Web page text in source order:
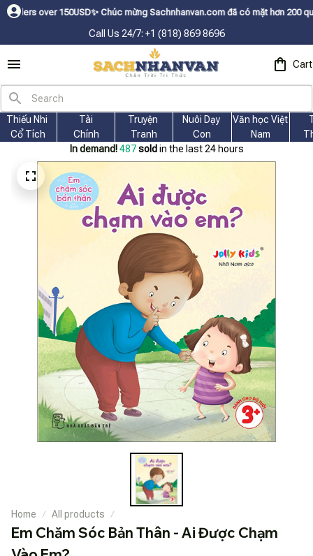
150USDㅤ✨Chúc mừng Sachnhanvan.com đã có mặt hơn 200 quốc gia như
Call Us 24/7: +1 (818) 869 8696
Cart
Thiếu Nhi
Cổ Tích
Tài
Chính
Truyện
Tranh
Nuôi Dạy
Con
Văn học Việt
Nam
In demand! 488 sold in the last 24 hours
Home All products
Em Chăm Sóc Bản Thân - Ai Được Chạm